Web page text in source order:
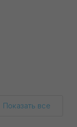
Показать все